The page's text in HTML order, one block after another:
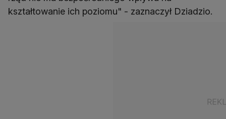
kształtowanie ich poziomu" - zaznaczył Dziadzio.